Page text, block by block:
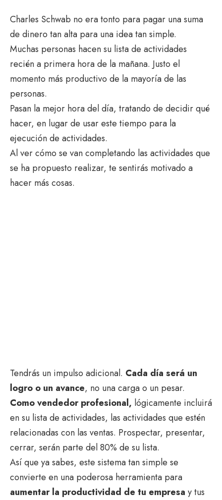
Charles Schwab no era tonto para pagar una suma
de dinero tan alta para una idea tan simple.
Muchas personas hacen su lista de actividades
recién a primera hora de la mañana. Justo el
momento más productivo de la mayoría de las
personas.
Pasan la mejor hora del día, tratando de decidir qué
hacer, en lugar de usar este tiempo para la
ejecución de actividades.
Al ver cómo se van completando las actividades que
se ha propuesto realizar, te sentirás motivado a
hacer más cosas.
Tendrás un impulso adicional. Cada día será un
logro o un avance, no una carga o un pesar.
Como vendedor profesional, lógicamente incluirá
en su lista de actividades, las actividades que estén
relacionadas con las ventas. Prospectar, presentar,
cerrar, serán parte del 80% de su lista.
Así que ya sabes, este sistema tan simple se
convierte en una poderosa herramienta para
aumentar la productividad de tu empresa y tus